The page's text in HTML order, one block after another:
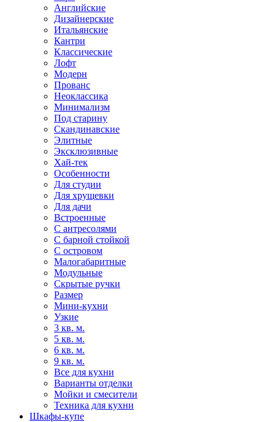
Английские
Дизайнерские
Итальянские
Кантри
Классические
Лофт
Модерн
Прованс
Неоклассика
Минимализм
Под старину
Скандинавские
Элитные
Эксклюзивные
Хай-тек
Особенности
Для студии
Для хрущевки
Для дачи
Встроенные
С антресолями
С барной стойкой
С островом
Малогабаритные
Модульные
Скрытые ручки
Размер
Мини-кухни
Узкие
3 кв. м.
5 кв. м.
6 кв. м.
9 кв. м.
Все для кухни
Варианты отделки
Мойки и смесители
Техника для кухни
Шкафы-купе